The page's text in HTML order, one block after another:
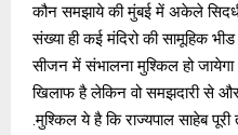
कौन समझाये की मुंबई में अकेले
संख्या ही कई मंदिरो की सामूहिक भीड
सीजन में संभालना मुश्किल हो
खिलाफ है लेकिन वो समझदारी से
.मुश्किल ये है कि राज्यपाल साहेब